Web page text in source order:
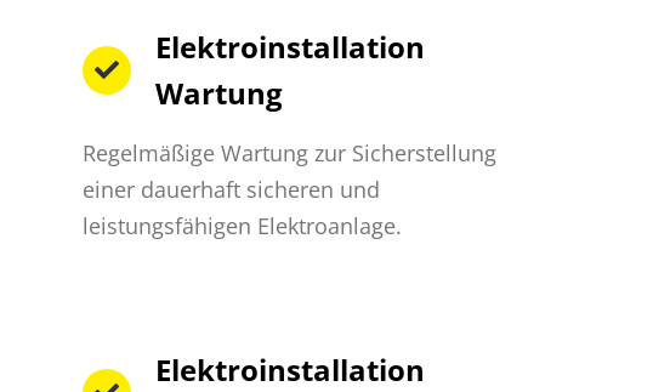
Elektroinstallation
Wartung
Regelmäßige Wartung zur Sicherstellung
einer dauerhaft sicheren und
leistungsfähigen Elektroanlage.
Elektroinstallation